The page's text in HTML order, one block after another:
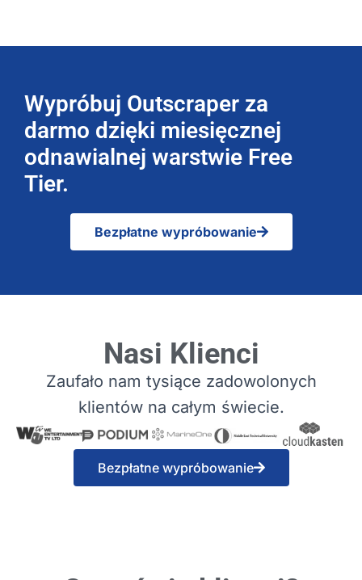
Wypróbuj Outscraper za
darmo dzięki miesięcznej
odnawialnej warstwie Free
Tier.
Bezpłatne wypróbowanie
Nasi Klienci
Zaufało nam tysiące zadowolonych
klientów na całym świecie.
Bezpłatne wypróbowanie